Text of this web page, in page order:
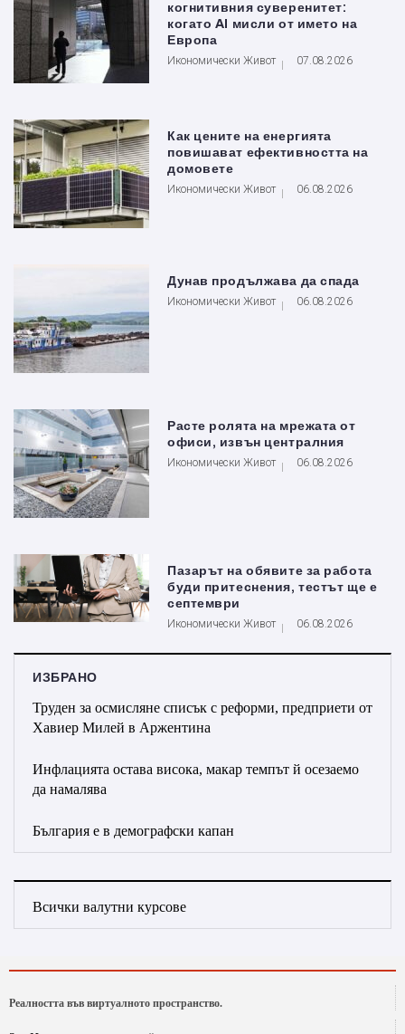
когнитивния суверенитет:
когато AI мисли от името на
Европа
Икономически Живот 07.08.2026
Как цените на енергията
повишават ефективността на
домовете
Икономически Живот 06.08.2026
Дунав продължава да спада
Икономически Живот 06.08.2026
Расте ролята на мрежата от
офиси, извън централния
Икономически Живот 06.08.2026
Пазарът на обявите за работа
буди притеснения, тестът ще е
септември
Икономически Живот 06.08.2026
ИЗБРАНО
Труден за осмисляне списък с реформи, предприети от
Хавиер Милей в Аржентина
Инфлацията остава висока, макар темпът й осезаемо
да намалява
България е в демографски капан
Всички валутни курсове
Реалността във виртуалното пространство.